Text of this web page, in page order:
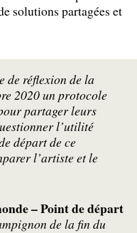
solutions partagées et
de réflexion de la
2020 un protocole
partager leurs
l’utilité
départ de ce
l’artiste et le
– Point de départ
de la fin du